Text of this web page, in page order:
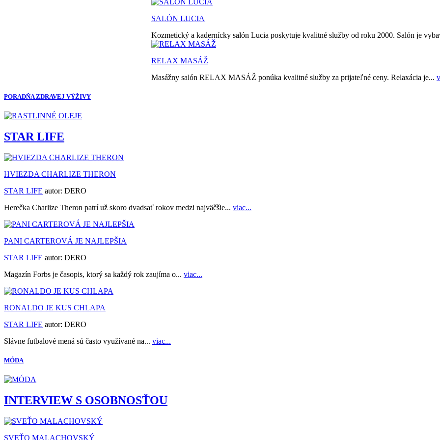
SALÓN LUCIA
Kozmetický a kadernícky salón Lucia poskytuje kvalitné služby od roku 2000. Salón je
RELAX MASÁŽ
Masážny salón RELAX MASÁŽ ponúka kvalitné služby za prijateľné ceny. Relaxácia je...
PORADŇA ZDRAVEJ VÝŽIVY
STAR LIFE
HVIEZDA CHARLIZE THERON
STAR LIFE autor: DERO
Herečka Charlize Theron patrí už skoro dvadsať rokov medzi najväčšie... viac...
PANI CARTEROVÁ JE NAJLEPŠIA
STAR LIFE autor: DERO
Magazín Forbs je časopis, ktorý sa každý rok zaujíma o... viac...
RONALDO JE KUS CHLAPA
STAR LIFE autor: DERO
Slávne futbalové mená sú často využívané na... viac...
MÓDA
INTERVIEW S OSOBNOSŤOU
SVEŤO MALACHOVSKÝ